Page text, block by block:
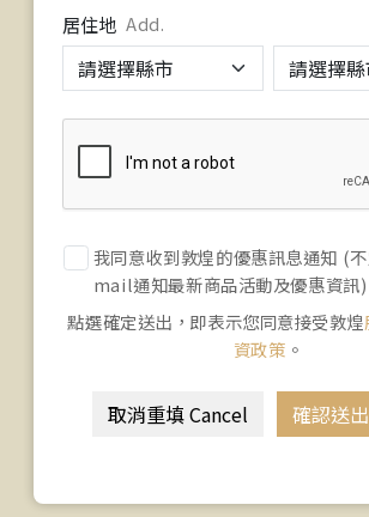
居住地 Add.
我同意收到敦煌的優惠訊息通知 (
mail通知最新商品活動及優惠資訊)
點選確定送出，即表示您同意接受敦煌
資政策 。
取消重填 Cancel 確認送